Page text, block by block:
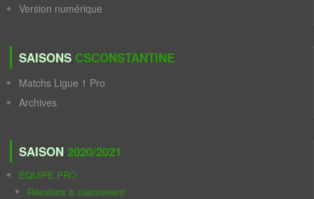
Version numérique
SAISONS CSCONSTANTINE
Matchs Ligue 1 Pro
Archives
SAISON 2020/2021
ÉQUIPE PRO
Résultats & classement